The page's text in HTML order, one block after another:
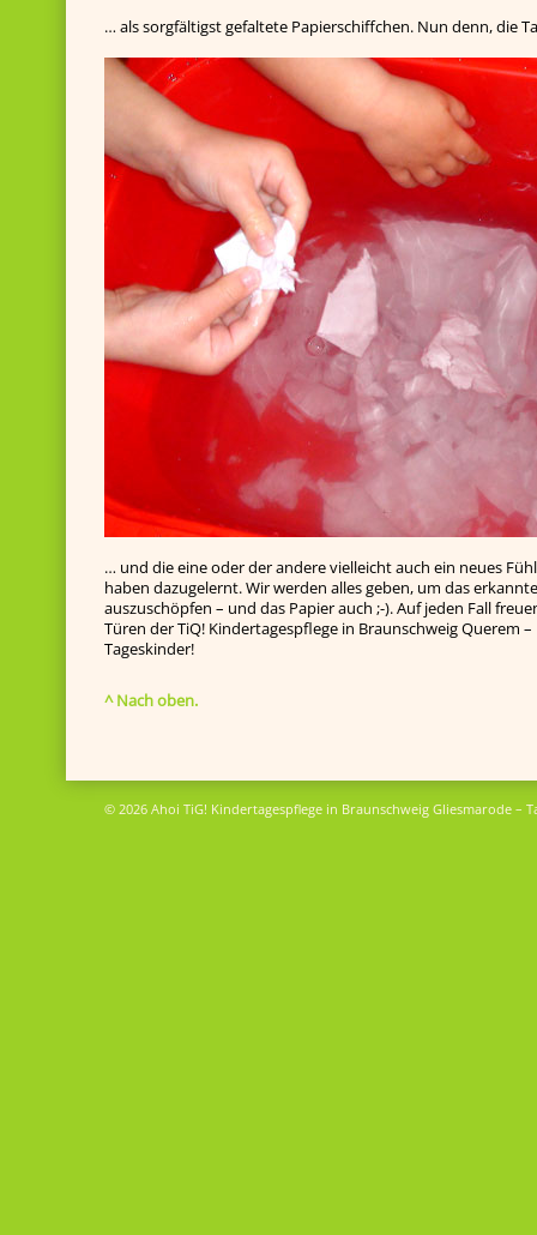
… als sorgfältigst gefaltete Papierschiffchen. Nun denn, die
… und die eine oder der andere vielleicht auch ein neues
haben dazugelernt. Wir werden alles geben, um das
auszuschöpfen – und das Papier auch ;-). Auf jeden Fall
Türen der TiQ! Kindertagespflege in Braunschweig Querem
Tageskinder!
^ Nach oben.
© 2026 Ahoi TiG! Kindertagespflege in Braunschweig Gliesmarode –